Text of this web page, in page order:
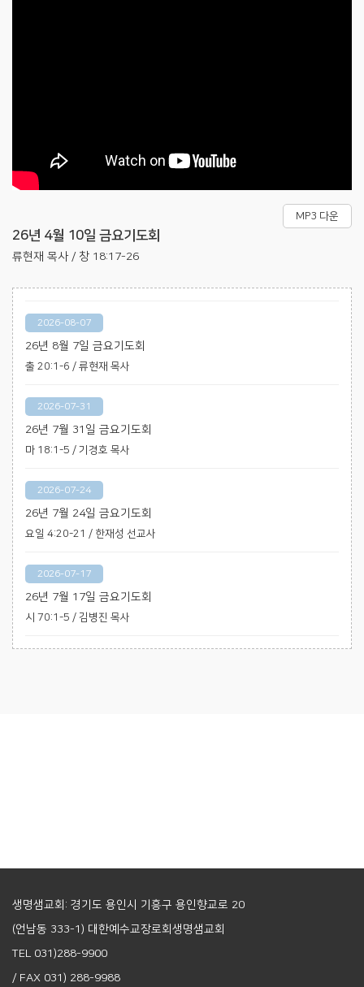
MP3 다운
26년 4월 10일 금요기도회
류현재 목사 / 창 18:17-26
2026-08-07
26년 8월 7일 금요기도회
출 20:1-6 / 류현재 목사
2026-07-31
26년 7월 31일 금요기도회
마 18:1-5 / 기경호 목사
2026-07-24
26년 7월 24일 금요기도회
요일 4:20-21 / 한재성 선교사
2026-07-17
26년 7월 17일 금요기도회
시 70:1-5 / 김병진 목사
생명샘교회: 경기도 용인시 기흥구 용인향교로 20
(언남동 333-1) 대한예수교장로회생명샘교회
TEL 031)288-9900
/ FAX 031) 288-9988